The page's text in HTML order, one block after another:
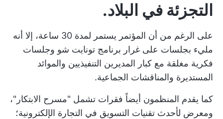
التجزئة في البلاد.
على الرغم من أن المؤتمر يستمر لمدة 30 ساعة، إلا أنه
مليء بجلسات على غرار برنامج تونايت شو وجلسات
فكرية مغلقة مع كبار المديرين التنفيذيين والموائد
المستديرة والمناقشات الجماعية.
كما يقدم المنظمون أيضاً فقرات تشمل "مسرح الابتكار"،
ومعرض لأحدث تقنيات التسويق في التجارة الإلكترونية؛